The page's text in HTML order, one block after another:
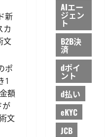
新
カ
文
ポ
1
額
が
文
AIエー
ジェン
ト
B2B決
済
dポイ
ント
d払い
eKYC
JCB